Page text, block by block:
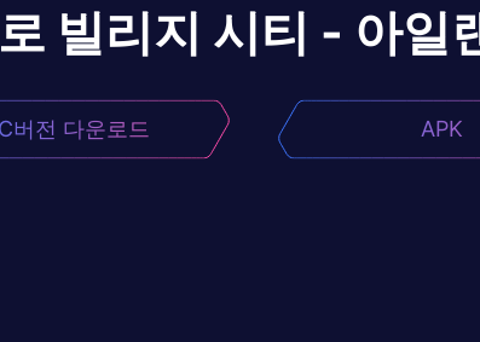
빌리지 시티 - 아일
버전 다운로드 APK